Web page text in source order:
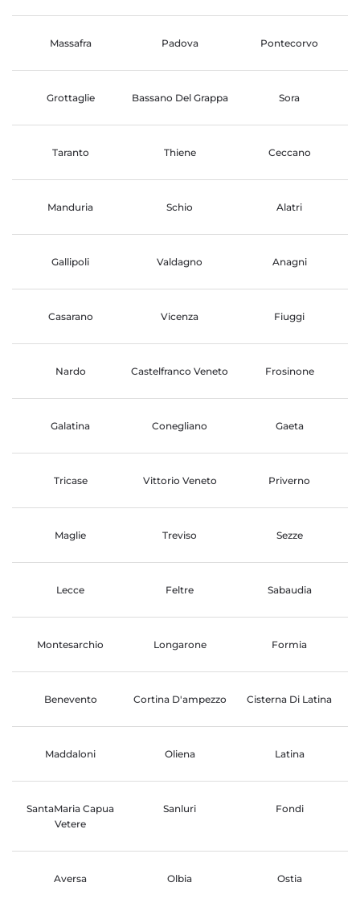
Massafra Padova Pontecorvo
Grottaglie Bassano Del Grappa Sora
Taranto Thiene Ceccano
Manduria Schio Alatri
Gallipoli Valdagno Anagni
Casarano Vicenza Fiuggi
Nardo Castelfranco Veneto Frosinone
Galatina Conegliano Gaeta
Tricase Vittorio Veneto Priverno
Maglie Treviso Sezze
Lecce Feltre Sabaudia
Montesarchio Longarone Formia
Benevento Cortina D'ampezzo Cisterna Di Latina
Maddaloni Oliena Latina
SantaMaria Capua
Vetere
Sanluri Fondi
Aversa Olbia Ostia